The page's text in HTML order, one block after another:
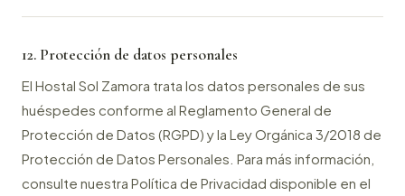
12. Protección de datos personales
El Hostal Sol Zamora trata los datos personales de sus
huéspedes conforme al Reglamento General de
Protección de Datos (RGPD) y la Ley Orgánica 3/2018 de
Protección de Datos Personales. Para más información,
consulte nuestra Política de Privacidad disponible en el